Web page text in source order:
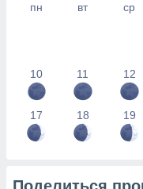
пн вт ср
10 11 12
17 18 19